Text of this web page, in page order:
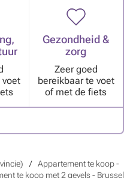
voet
Gezondheid &
zorg
Zeer goed
bereikbaar te voet
of met de fiets
Appartement te koop -
te koop met 2 gevels - Brussel